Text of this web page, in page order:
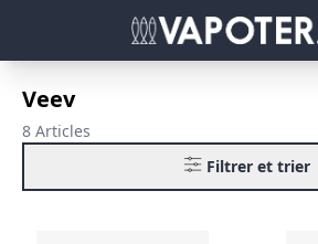
Veev
8 Articles
Filtrer et trier